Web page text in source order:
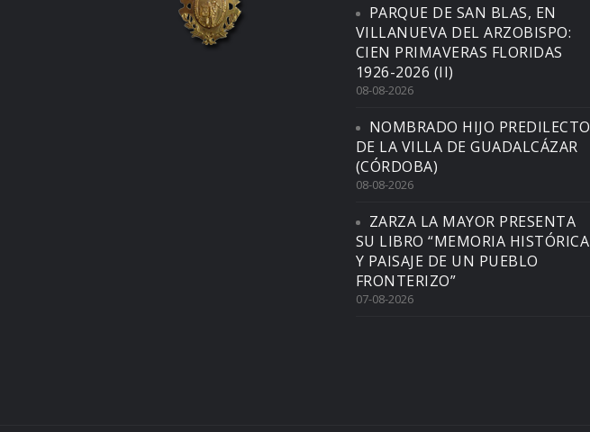
PARQUE DE SAN BLAS, EN
VILLANUEVA DEL ARZOBISPO:
CIEN PRIMAVERAS FLORIDAS
1926-2026 (II)
08-08-2026
NOMBRADO HIJO PREDILECTO
DE LA VILLA DE GUADALCÁZAR
(CÓRDOBA)
08-08-2026
ZARZA LA MAYOR PRESENTA
SU LIBRO “MEMORIA HISTÓRICA
Y PAISAJE DE UN PUEBLO
FRONTERIZO”
07-08-2026